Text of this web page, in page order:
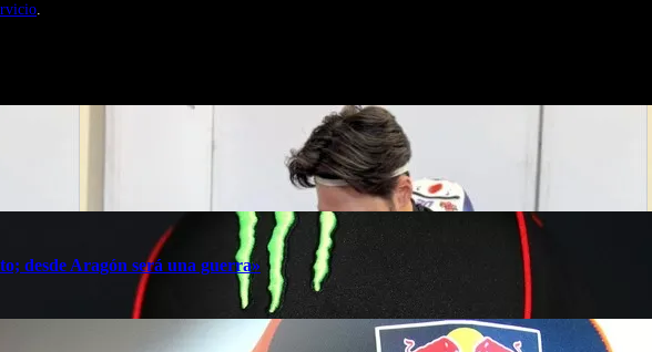
.
desde Aragón será una guerra»